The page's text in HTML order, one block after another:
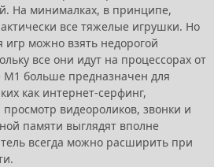
На минималках, в принципе,
все тяжелые игрушки. Но
игр можно взять недорогой
все они идут на процессорах от
больше предназначен для
как интернет-серфинг,
видеороликов, звонки и
памяти выглядят вполне
всегда можно расширить при